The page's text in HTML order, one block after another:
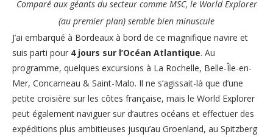
Comparé aux géants du secteur comme MSC, le World Explorer
(au premier plan) semble bien minuscule
J’ai embarqué à Bordeaux à bord de ce magnifique navire et
suis parti pour 4 jours sur l’Océan Atlantique. Au
programme, quelques excursions à La Rochelle, Belle-Île-en-
Mer, Concarneau & Saint-Malo. Il ne s’agissait-là que d’une
petite croisière sur les côtes française, mais le World Explorer
peut également naviguer sur d’autres océans et effectuer des
expéditions plus ambitieuses jusqu’au Groenland, au Spitzberg